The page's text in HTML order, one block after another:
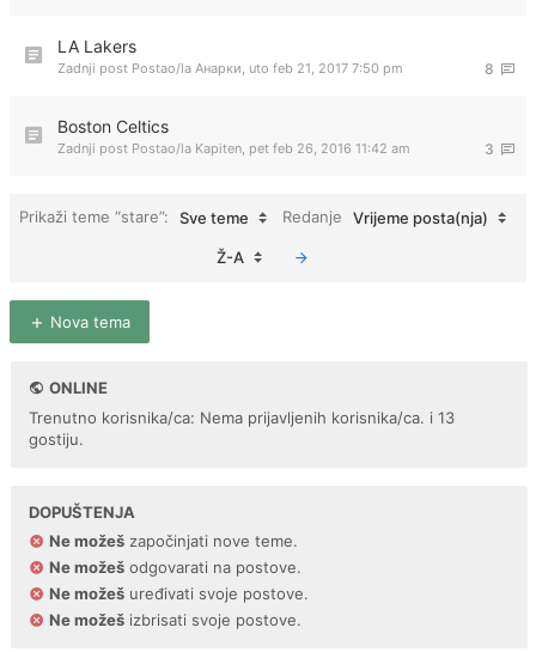
LA Lakers
8
Zadnji post Postao/la Анарки, uto feb 21, 2017 7:50 pm
Boston Celtics
3
Zadnji post Postao/la Kapiten, pet feb 26, 2016 11:42 am
Prikaži teme “stare”: Sve teme Redanje Vrijeme posta(nja)
Ž-A
Nova tema
ONLINE
Trenutno korisnika/ca: Nema prijavljenih korisnika/ca. i 13
gostiju.
DOPUŠTENJA
Ne možeš započinjati nove teme.
Ne možeš odgovarati na postove.
Ne možeš uređivati svoje postove.
Ne možeš izbrisati svoje postove.